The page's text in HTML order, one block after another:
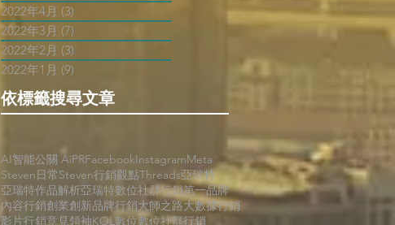
2022年4月 (3)
2022年3月 (7)
2022年2月 (3)
2022年1月 (9)
依標籤搜尋文章
AI智能公關 AiPRFacebookInstagramMeta
Steven日常Steven行銷觀點Threads亞瑞特
亞瑞特作品解析亞瑞特數位社群行銷第一品牌
內容行銷創業創新品牌行銷大師之路大數據行銷
影片行銷意見領袖KOL數位數位社群行銷